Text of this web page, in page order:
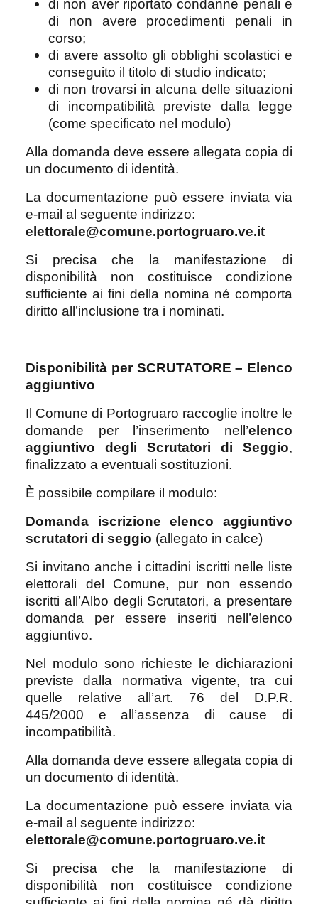
di non aver riportato condanne penali e
di non avere procedimenti penali in
corso;
di avere assolto gli obblighi scolastici e
conseguito il titolo di studio indicato;
di non trovarsi in alcuna delle situazioni
di incompatibilità previste dalla legge
(come specificato nel modulo)
Alla domanda deve essere allegata copia di
un documento di identità.
La documentazione può essere inviata via
e-mail al seguente indirizzo:
elettorale@comune.portogruaro.ve.it
Si precisa che la manifestazione di
disponibilità non costituisce condizione
sufficiente ai fini della nomina né comporta
diritto all’inclusione tra i nominati.
Disponibilità per SCRUTATORE – Elenco
aggiuntivo
Il Comune di Portogruaro raccoglie inoltre le
domande per l’inserimento nell’elenco
aggiuntivo degli Scrutatori di Seggio,
finalizzato a eventuali sostituzioni.
È possibile compilare il modulo:
Domanda iscrizione elenco aggiuntivo
scrutatori di seggio (allegato in calce)
Si invitano anche i cittadini iscritti nelle liste
elettorali del Comune, pur non essendo
iscritti all’Albo degli Scrutatori, a presentare
domanda per essere inseriti nell’elenco
aggiuntivo.
Nel modulo sono richieste le dichiarazioni
previste dalla normativa vigente, tra cui
quelle relative all’art. 76 del D.P.R.
445/2000 e all’assenza di cause di
incompatibilità.
Alla domanda deve essere allegata copia di
un documento di identità.
La documentazione può essere inviata via
e-mail al seguente indirizzo:
elettorale@comune.portogruaro.ve.it
Si precisa che la manifestazione di
disponibilità non costituisce condizione